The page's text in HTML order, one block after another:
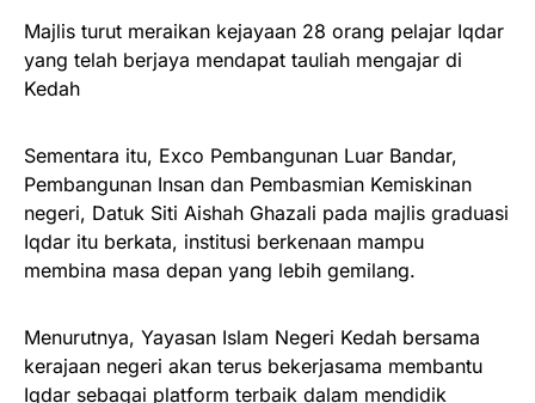
Majlis turut meraikan kejayaan 28 orang pelajar Iqdar
yang telah berjaya mendapat tauliah mengajar di
Kedah
Sementara itu, Exco Pembangunan Luar Bandar,
Pembangunan Insan dan Pembasmian Kemiskinan
negeri, Datuk Siti Aishah Ghazali pada majlis graduasi
Iqdar itu berkata, institusi berkenaan mampu
membina masa depan yang lebih gemilang.
Menurutnya, Yayasan Islam Negeri Kedah bersama
kerajaan negeri akan terus bekerjasama membantu
Iqdar sebagai platform terbaik dalam mendidik